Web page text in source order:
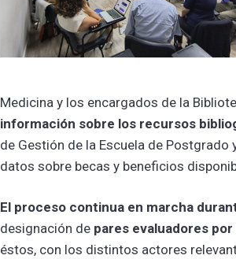
Medicina y los encargados de la
información sobre los recursos
de Gestión de la Escuela de Postgrado
datos sobre becas y beneficios
El proceso continua en marcha
designación de pares evaluadores por
éstos, con los distintos actores